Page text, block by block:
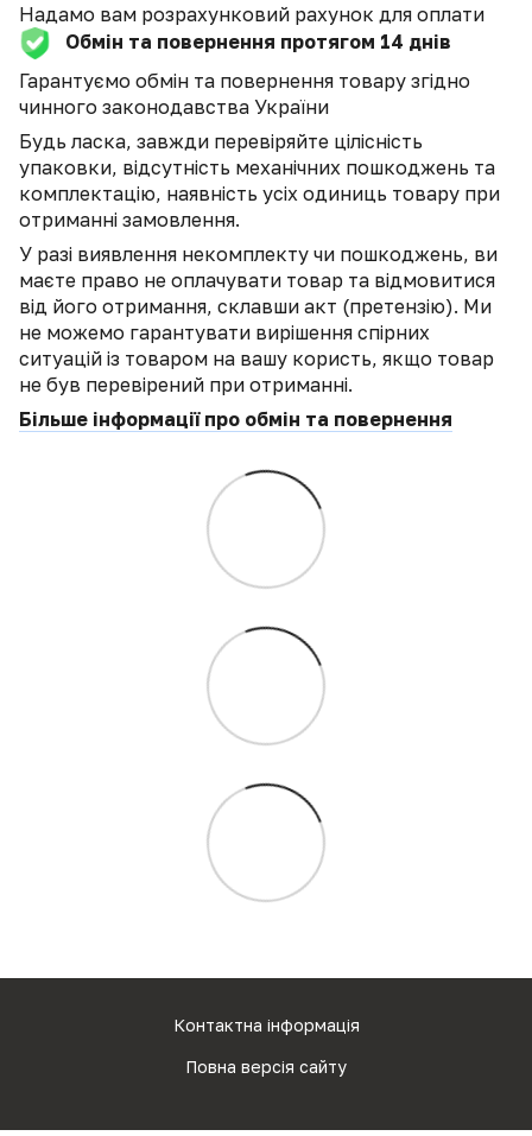
Надамо вам розрахунковий рахунок для оплати
Обмін та повернення протягом 14 днів
Гарантуємо обмін та повернення товару згідно
чинного законодавства України
Будь ласка, завжди перевіряйте цілісність
упаковки, відсутність механічних пошкоджень та
комплектацію, наявність усіх одиниць товару при
отриманні замовлення.
У разі виявлення некомплекту чи пошкоджень, ви
маєте право не оплачувати товар та відмовитися
від його отримання, склавши акт (претензію). Ми
не можемо гарантувати вирішення спірних
ситуацій із товаром на вашу користь, якщо товар
не був перевірений при отриманні.
Більше інформації про обмін та повернення
Контактна інформація
Повна версія сайту